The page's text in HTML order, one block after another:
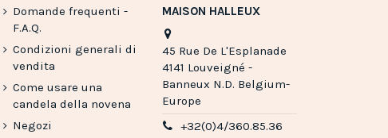
Domande frequenti -
F.A.Q.
Condizioni generali di
vendita
Come usare una
candela della novena
Negozi
MAISON HALLEUX
45 Rue De L'Esplanade
4141 Louveigné -
Banneux N.D. Belgium-
Europe
+32(0)4/360.85.36